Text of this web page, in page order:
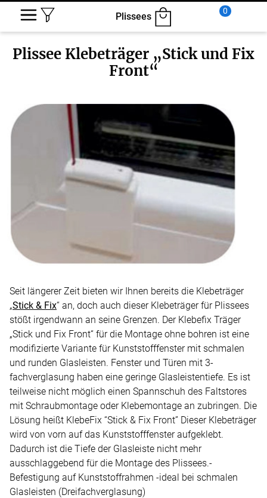
Plissees
0
Plissee Klebeträger „Stick und Fix
Front“
Seit längerer Zeit bieten wir Ihnen bereits die Klebeträger
„Stick & Fix“ an, doch auch dieser Klebeträger für Plissees
stößt irgendwann an seine Grenzen. Der Klebefix Träger
„Stick und Fix Front“ für die Montage ohne bohren ist eine
modifizierte Variante für Kunststofffenster mit schmalen
und runden Glasleisten. Fenster und Türen mit 3-
fachverglasung haben eine geringe Glasleistentiefe. Es ist
teilweise nicht möglich einen Spannschuh des Faltstores
mit Schraubmontage oder Klebemontage an zubringen. Die
Lösung heißt KlebeFix “Stick & Fix Front” Dieser Klebeträger
wird von vorn auf das Kunststofffenster aufgeklebt.
Dadurch ist die Tiefe der Glasleiste nicht mehr
ausschlaggebend für die Montage des Plissees.-
Befestigung auf Kunststoffrahmen -ideal bei schmalen
Glasleisten (Dreifachverglasung)